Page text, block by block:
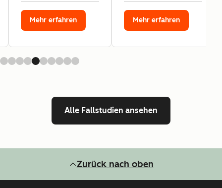
Mehr erfahren Mehr erfahren
Alle Fallstudien ansehen
Zurück nach oben